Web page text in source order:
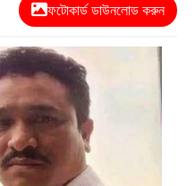
ফটোকার্ড ডাউনলোড করুন